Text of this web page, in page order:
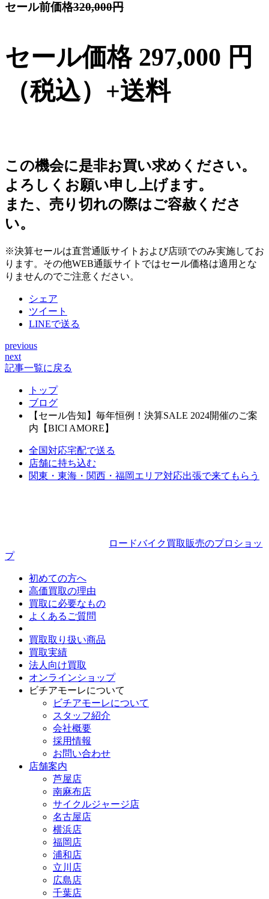
セール前価格320,000円
セール価格 297,000 円
（税込）+送料
この機会に是非お買い求めください。
よろしくお願い申し上げます。
また、売り切れの際はご容赦くださ
い。
※決算セールは直営通販サイトおよび店頭でのみ実施してお
ります。その他WEB通販サイトではセール価格は適用とな
りませんのでご注意ください。
シェア
ツイート
LINEで送る
投
稿
previous
next
記事一覧に戻る
トップ
ブログ
【セール告知】毎年恒例！決算SALE 2024開催のご案
内【BICI AMORE】
全国対応宅配で送る
店舗に持ち込む
関東・東海・関西・福岡エリア対応出張で来てもらう
ロードバイク買取販売のプロショッ
プ
初めての方へ
高価買取の理由
買取に必要なもの
よくあるご質問
買取取り扱い商品
買取実績
法人向け買取
オンラインショップ
ビチアモーレについて
ビチアモーレについて
スタッフ紹介
会社概要
採用情報
お問い合わせ
店舗案内
芦屋店
南麻布店
サイクルジャージ店
名古屋店
横浜店
福岡店
浦和店
立川店
広島店
千葉店